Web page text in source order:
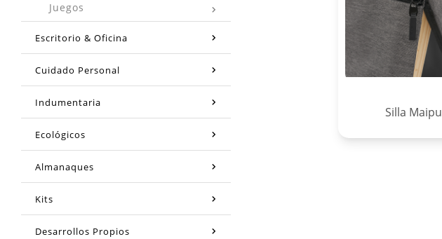
Juegos
Escritorio & Oficina
Cuidado Personal
Indumentaria
Ecológicos
Almanaques
Kits
Desarrollos Propios
Silla Maipu